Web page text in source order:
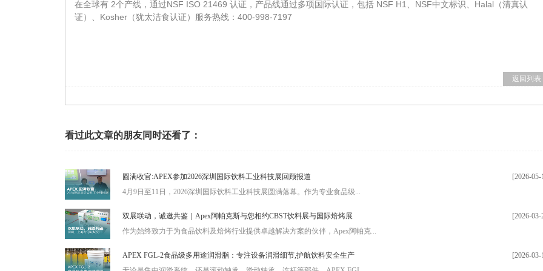
在全球有 2个产线，通过NSF ISO 21469 认证，产品线通过多项国际认证，包括 NSF H1、NSF中文标识、Halal（清真认
证）、Kosher（犹太洁食认证）服务热线：400-998-7197
返回列表
看过此文章的朋友同时还看了：
圆满收官:APEX参加2026深圳国际饮料工业科技展回顾报道
[2026-05-
4月9日至11日，2026深圳国际饮料工业科技展圆满落幕。作为专业食品级...
双展联动，诚邀共鉴｜Apex阿帕克斯与您相约CBST饮料展与国际焙烤展
[2026-03-
作为始终致力于为食品饮料及焙烤行业提供卓越解决方案的伙伴，Apex阿帕克...
APEX FGL-2食品级多用途润滑脂：专注设备润滑细节,护航饮料安全生产
[2026-03-